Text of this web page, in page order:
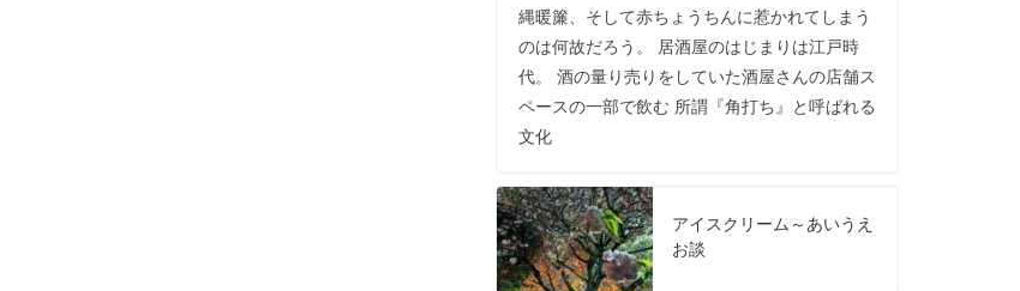
縄暖簾、そして赤ちょうちんに惹かれてしまう
のは何故だろう。 居酒屋のはじまりは江戸時
代。 酒の量り売りをしていた酒屋さんの店舗ス
ペースの一部で飲む 所謂『角打ち』と呼ばれる
文化
アイスクリーム～あいうえ
お談